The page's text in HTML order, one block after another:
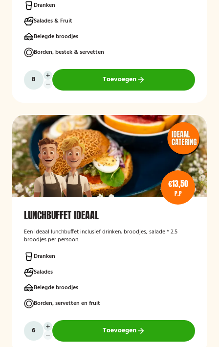
Dranken
Salades & Fruit
Belegde broodjes
Borden, bestek & servetten
Toevoegen
€13,50
P.P
LUNCHBUFFET IDEAAL
Een Ideaal lunchbuffet inclusief drinken, broodjes, salade * 2.5
broodjes per persoon.
Dranken
Salades
Belegde broodjes
Borden, servetten en fruit
Toevoegen